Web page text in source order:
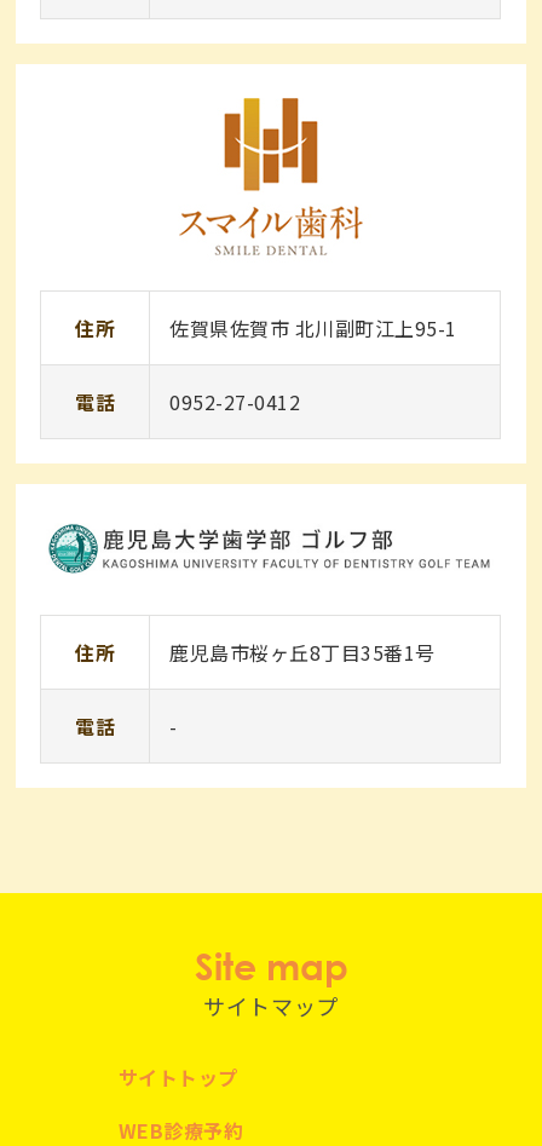
住所 佐賀県佐賀市 北川副町江上95-1
電話 0952-27-0412
住所 鹿児島市桜ヶ丘8丁目35番1号
電話 -
Site map
サイトマップ
サイトトップ
WEB診療予約